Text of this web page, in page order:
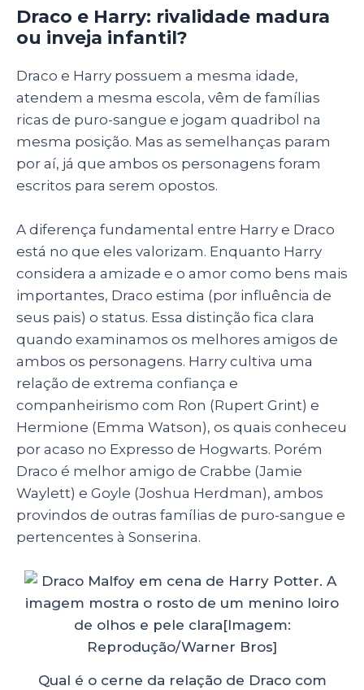
Draco e Harry: rivalidade madura
ou inveja infantil?
Draco e Harry possuem a mesma idade,
atendem a mesma escola, vêm de famílias
ricas de puro-sangue e jogam quadribol na
mesma posição. Mas as semelhanças param
por aí, já que ambos os personagens foram
escritos para serem opostos.
A diferença fundamental entre Harry e Draco
está no que eles valorizam. Enquanto Harry
considera a amizade e o amor como bens mais
importantes, Draco estima (por influência de
seus pais) o status. Essa distinção fica clara
quando examinamos os melhores amigos de
ambos os personagens. Harry cultiva uma
relação de extrema confiança e
companheirismo com Ron (Rupert Grint) e
Hermione (Emma Watson), os quais conheceu
por acaso no Expresso de Hogwarts. Porém
Draco é melhor amigo de Crabbe (Jamie
Waylett) e Goyle (Joshua Herdman), ambos
provindos de outras famílias de puro-sangue e
pertencentes à Sonserina.
Qual é o cerne da relação de Draco com